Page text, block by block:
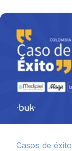
Casos de éxito